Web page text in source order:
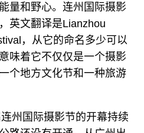
量和野心。连州国际摄影
英文翻译是Lianzhou
，从它的命名多少可以
味着它不仅仅是一个摄影
个地方文化节和一种旅游
州国际摄影节的开幕持续